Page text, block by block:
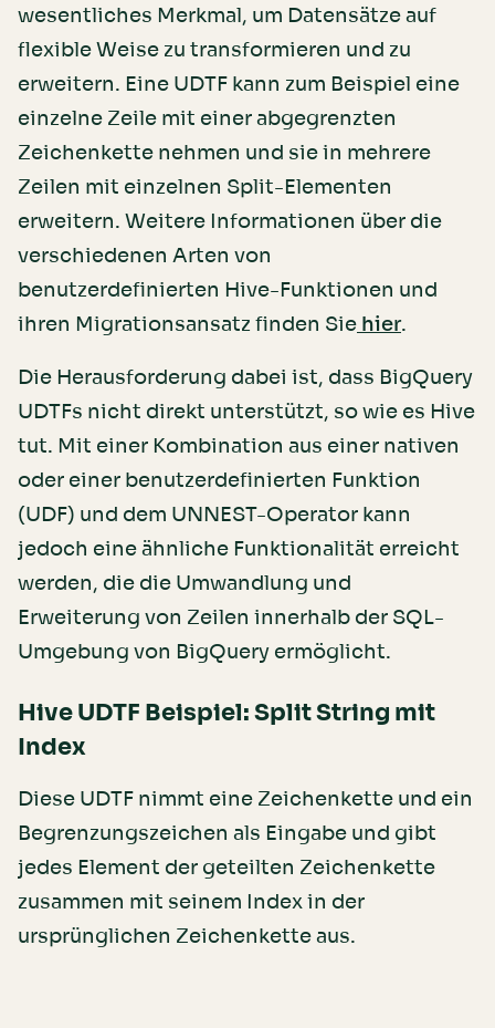
wesentliches Merkmal, um Datensätze auf
flexible Weise zu transformieren und zu
erweitern. Eine UDTF kann zum Beispiel eine
einzelne Zeile mit einer abgegrenzten
Zeichenkette nehmen und sie in mehrere
Zeilen mit einzelnen Split-Elementen
erweitern. Weitere Informationen über die
verschiedenen Arten von
benutzerdefinierten Hive-Funktionen und
ihren Migrationsansatz finden Sie hier.
Die Herausforderung dabei ist, dass BigQuery
UDTFs nicht direkt unterstützt, so wie es Hive
tut. Mit einer Kombination aus einer nativen
oder einer benutzerdefinierten Funktion
(UDF) und dem UNNEST-Operator kann
jedoch eine ähnliche Funktionalität erreicht
werden, die die Umwandlung und
Erweiterung von Zeilen innerhalb der SQL-
Umgebung von BigQuery ermöglicht.
Hive UDTF Beispiel: Split String mit
Index
Diese UDTF nimmt eine Zeichenkette und ein
Begrenzungszeichen als Eingabe und gibt
jedes Element der geteilten Zeichenkette
zusammen mit seinem Index in der
ursprünglichen Zeichenkette aus.